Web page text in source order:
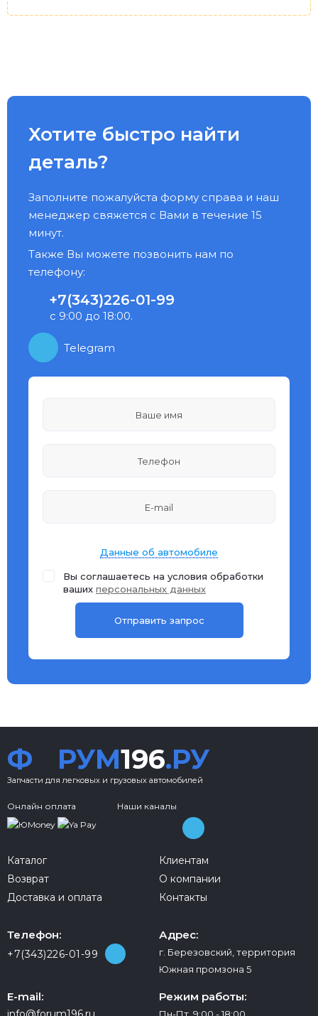
Хотите быстро найти
деталь?
Заполните пожалуйста форму справа и наш
менеджер свяжется с Вами в течение 15
минут.
Также Вы можете позвонить нам по
телефону:
+7(343)226-01-99
с 9:00 до 18:00.
Telegram
Данные об автомобиле
Вы соглашаетесь на условия обработки
ваших персональных данных
Ф РУМ196.РУ
Запчасти для легковых и грузовых автомобилей
Онлайн оплата Наши каналы
Каталог
Возврат
Доставка и оплата
Клиентам
О компании
Контакты
Телефон:
+7(343)226-01-99
Адрес:
г. Березовский, территория
Южная промзона 5
E-mail: Режим работы: